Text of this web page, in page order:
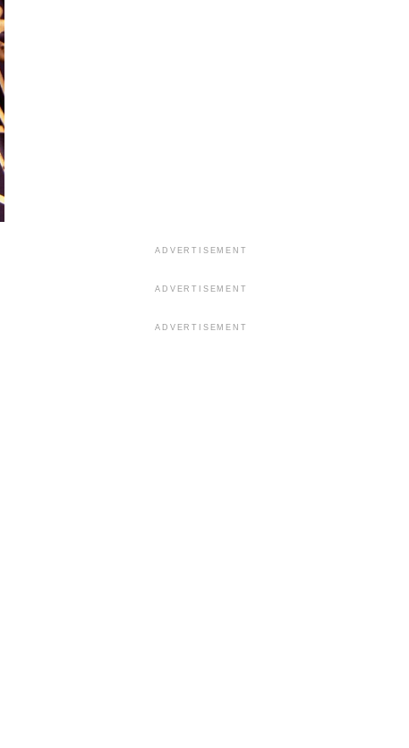
ADVERTISEMENT
ADVERTISEMENT
ADVERTISEMENT